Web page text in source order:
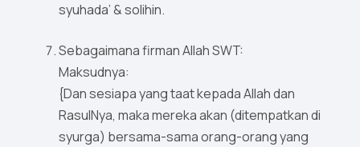
syuhada’ & solihin.
Sebagaimana firman Allah SWT:
Maksudnya:
{Dan sesiapa yang taat kepada Allah dan
RasulNya, maka mereka akan (ditempatkan di
syurga) bersama-sama orang-orang yang